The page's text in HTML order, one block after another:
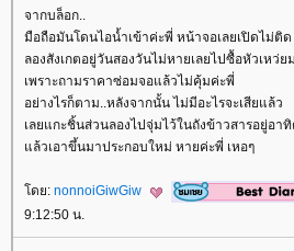
จากบล็อก..
มือถือมันโดนไอน้ำเข้าค่ะพี่ หน้าจอเลยเปิดไม่ติด
ลองสังเกตอยู่วันสองวันไม่หายเลยไปซื้อหัวเหว่ย
เพราะถามราคาซ่อมจอแล้วไม่คุ้มค่ะพี่
อย่างไรก็ตาม..หลังจากนั้น ไม่มีอะไรจะเสียแล้ว
เลยแกะชิ้นส่วนลองไปจุ่มไว้ในถังข้าวสารอยู่อา
ล้วเอาขึ้นมาประกอบใหม่ หายค่ะพี่ เหอๆ
ดย: nonnoiGiwGiw
9:12:50 น.